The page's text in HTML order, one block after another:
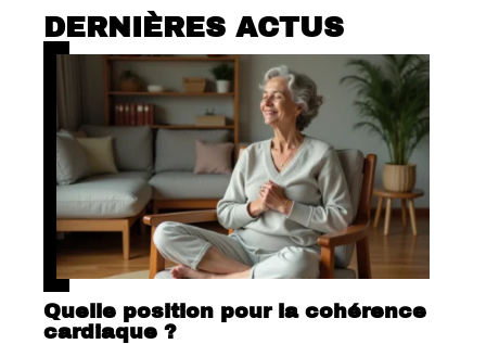
DERNIÈRES ACTUS
Quelle position pour la cohérence
cardiaque ?